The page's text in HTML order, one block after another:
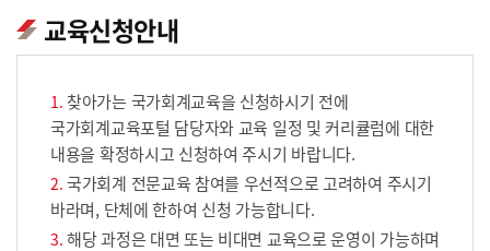
교육신청안내
찾아가는 국가회계교육을 신청하시기 전에
국가회계교육포털 담당자와 교육 일정 및 커리큘럼에 대한
내용을 확정하시고 신청하여 주시기 바랍니다.
국가회계 전문교육 참여를 우선적으로 고려하여 주시기
바라며, 단체에 한하여 신청 가능합니다.
해당 과정은 대면 또는 비대면 교육으로 운영이 가능하며